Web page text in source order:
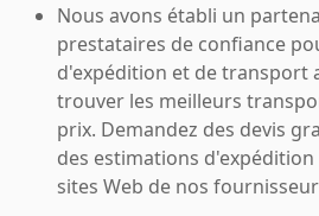
Nous avons établi un
prestataires de confiance
d'expédition et de transport
trouver les meilleurs
prix. Demandez des devis
des estimations
sites Web de nos